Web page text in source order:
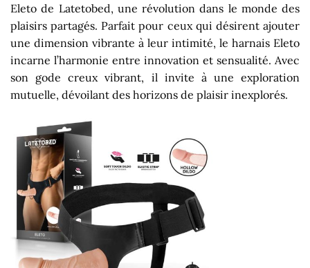
Eleto de Latetobed, une révolution dans le monde des
plaisirs partagés. Parfait pour ceux qui désirent ajouter
une dimension vibrante à leur intimité, le harnais Eleto
incarne l’harmonie entre innovation et sensualité. Avec
son gode creux vibrant, il invite à une exploration
mutuelle, dévoilant des horizons de plaisir inexplorés.